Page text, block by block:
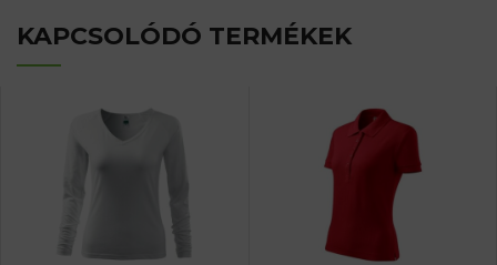
KAPCSOLÓDÓ TERMÉKEK